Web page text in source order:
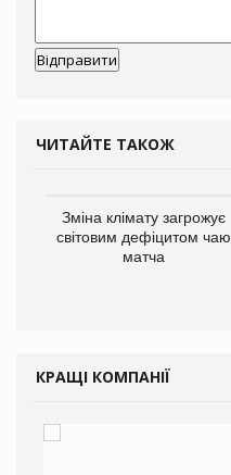
ЧИТАЙТЕ ТАКОЖ
Зміна клімату загрожує
світовим дефіцитом чаю
матча
КРАЩІ КОМПАНІЇ